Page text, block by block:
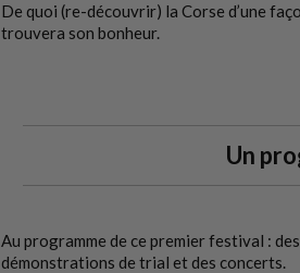
De quoi (re-découvrir) la Corse d’une
trouvera son bonheur.
Un
Au programme de ce premier festival :
démonstrations de trial et des concerts.